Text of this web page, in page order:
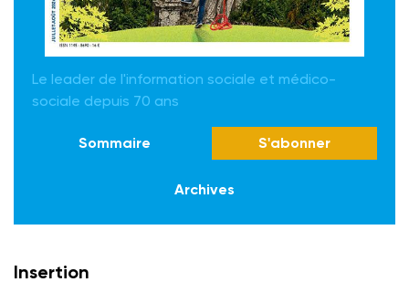
Le leader de l'information sociale et médico-
sociale depuis 70 ans
Sommaire S'abonner
Archives
Insertion